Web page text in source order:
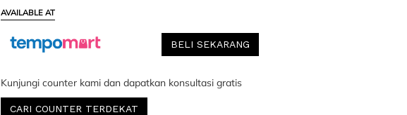
AVAILABLE AT
BELI SEKARANG
Kunjungi counter kami dan dapatkan konsultasi gratis
CARI COUNTER TERDEKAT